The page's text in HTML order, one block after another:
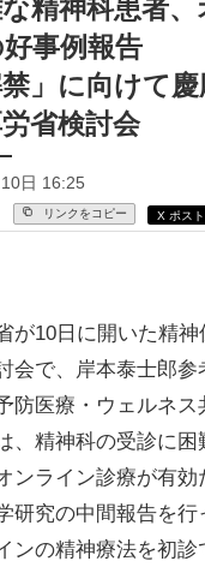
精神科患者、
事例報告
禁」に向けて
省検討会
日 16:25
リンクをコピー X ポスト
が10日に開いた精神
会で、岸本泰士郎参
防医療・ウェルネス
、精神科の受診に困
ンライン診療が有効
研究の中間報告を行
ンの精神療法を初診